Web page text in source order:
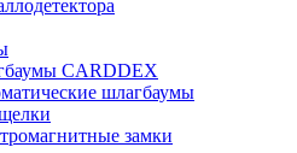
CARDDEX
шлагбаумы
замки